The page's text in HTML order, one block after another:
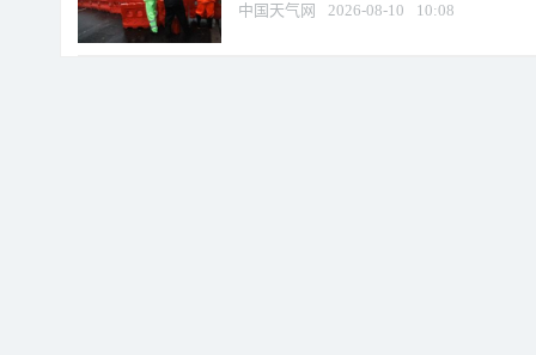
中国天气网 2026-08-10 10:08